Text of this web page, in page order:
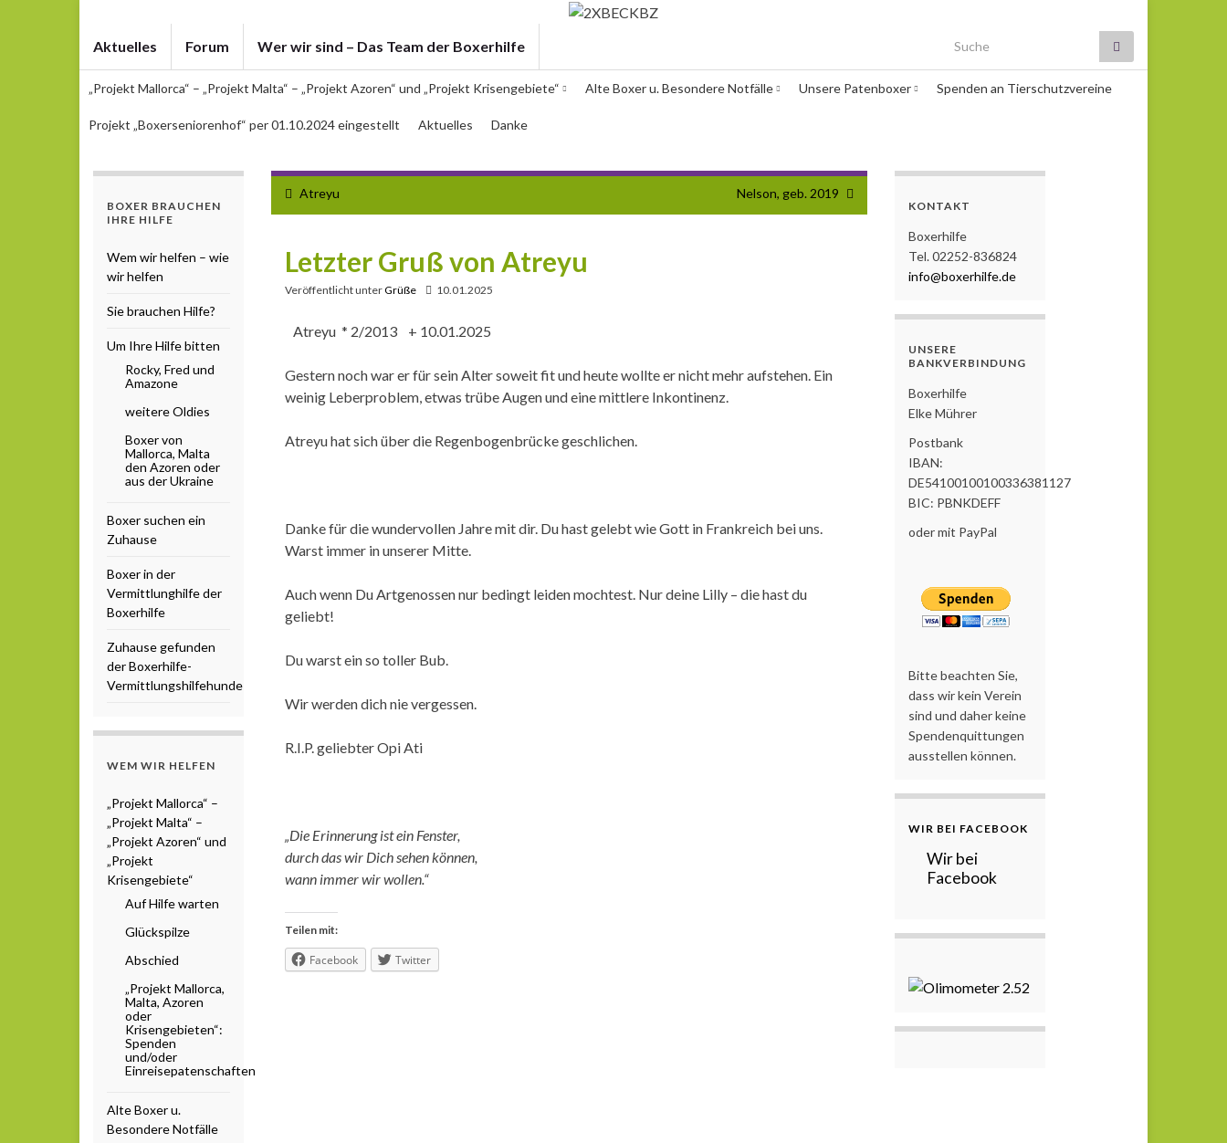
Aktuelles Forum Wer wir sind – Das Team der Boxerhilfe Search for:
„Projekt Mallorca“ – „Projekt Malta“ – „Projekt Azoren“ und „Projekt Krisengebiete“ Alte Boxer u. Besondere Notfälle Unsere Patenboxer Spenden an Tierschutzvereine
Projekt „Boxerseniorenhof“ per 01.10.2024 eingestellt Aktuelles Danke
Atreyu Nelson, geb. 2019
Letzter Gruß von Atreyu
Veröffentlicht unterGrüße 10.01.2025
Atreyu * 2/2013 + 10.01.2025
Gestern noch war er für sein Alter soweit fit und heute wollte er nicht mehr aufstehen. Ein
weinig Leberproblem, etwas trübe Augen und eine mittlere Inkontinenz.
Atreyu hat sich über die Regenbogenbrücke geschlichen.
Danke für die wundervollen Jahre mit dir. Du hast gelebt wie Gott in Frankreich bei uns.
Warst immer in unserer Mitte.
Auch wenn Du Artgenossen nur bedingt leiden mochtest. Nur deine Lilly – die hast du
geliebt!
Du warst ein so toller Bub.
Wir werden dich nie vergessen.
R.I.P. geliebter Opi Ati
„Die Erinnerung ist ein Fenster,
durch das wir Dich sehen können,
wann immer wir wollen.“
Teilen mit:
Facebook Twitter
BOXER BRAUCHEN
IHRE HILFE
Wem wir helfen – wie
wir helfen
Sie brauchen Hilfe?
Um Ihre Hilfe bitten
Rocky, Fred und
Amazone
weitere Oldies
Boxer von
Mallorca, Malta
den Azoren oder
aus der Ukraine
Boxer suchen ein
Zuhause
Boxer in der
Vermittlunghilfe der
Boxerhilfe
Zuhause gefunden
der Boxerhilfe-
Vermittlungshilfehunde
WEM WIR HELFEN
„Projekt Mallorca“ –
„Projekt Malta“ –
„Projekt Azoren“ und
„Projekt
Krisengebiete“
Auf Hilfe warten
Glückspilze
Abschied
„Projekt Mallorca,
Malta, Azoren
oder
Krisengebieten“:
Spenden
und/oder
Einreisepatenschaften
Alte Boxer u.
Besondere Notfälle
KONTAKT
Boxerhilfe
Tel. 02252-836824
info@boxerhilfe.de
UNSERE
BANKVERBINDUNG
Boxerhilfe
Elke Mührer
Postbank
IBAN:
DE54100100100336381127
BIC: PBNKDEFF
oder mit PayPal
Bitte beachten Sie,
dass wir kein Verein
sind und daher keine
Spendenquittungen
ausstellen können.
WIR BEI FACEBOOK
Wir bei
Facebook